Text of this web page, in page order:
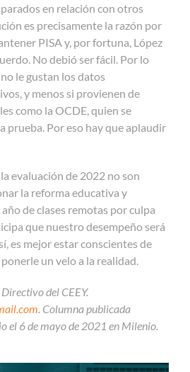
en relación con otros
es precisamente la razón por
PISA y, por fortuna, López
No debió ser fácil. Por lo
le gustan los datos
y menos si provienen de
como la OCDE, quien se
prueba. Por eso hay que aplaudir
evaluación de 2022 no son
la reforma educativa y
de clases remotas por culpa
que nuestro desempeño será
es mejor estar conscientes de
un velo a la realidad.
del CEEY.
. Columna publicada
el 6 de mayo de 2021 en Milenio.